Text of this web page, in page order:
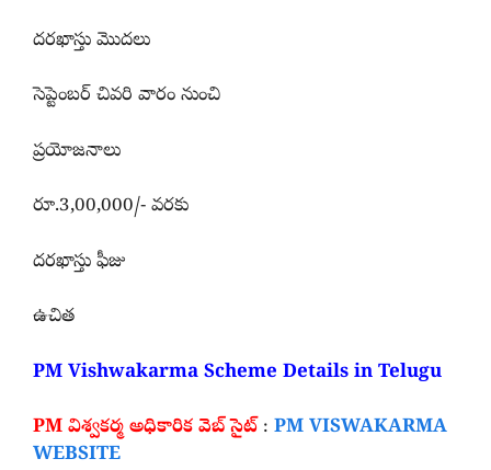
దరఖాస్తు మొదలు
సెప్టెంబర్ చివరి వారం నుంచి
ప్రయోజనాలు
రూ.3,00,000/- వరకు
దరఖాస్తు ఫీజు
ఉచిత
PM Vishwakarma Scheme Details in Telugu
PM విశ్వకర్మ అధికారిక వెబ్ సైట్ : PM VISWAKARMA
WEBSITE